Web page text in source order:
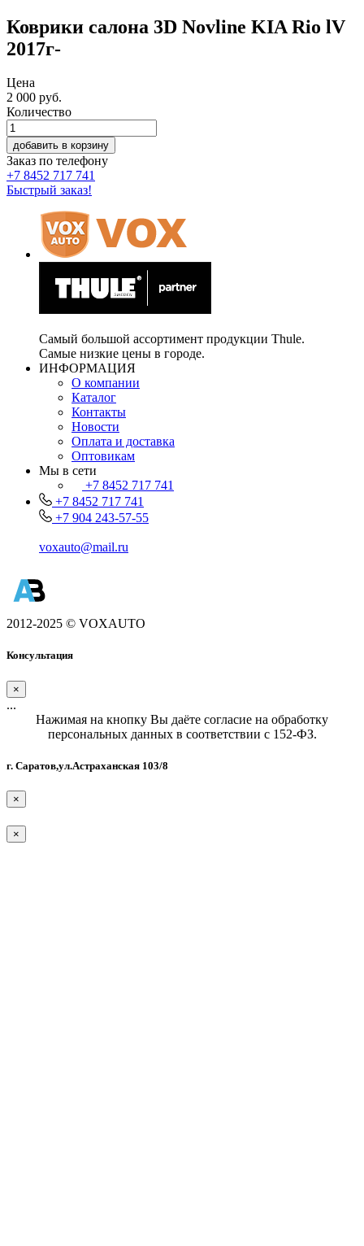
Коврики салона 3D Novline KIA Rio lV
2017г-
Цена
2 000 руб.
Количество
добавить в корзину
Заказ по телефону
+7 8452 717 741
Быстрый заказ!
Самый большой ассортимент продукции Thule.
Самые низкие цены в городе.
ИНФОРМАЦИЯ
О компании
Каталог
Контакты
Новости
Оплата и доставка
Оптовикам
Мы в сети
+7 8452 717 741
+7 8452 717 741
+7 904 243-57-55
voxauto@mail.ru
2012-2025 © VOXAUTO
Консультация
×
...
Нажимая на кнопку Вы даёте согласие на обработку
персональных данных в соответствии с 152-ФЗ.
г. Саратов,ул.Астраханская 103/8
×
×